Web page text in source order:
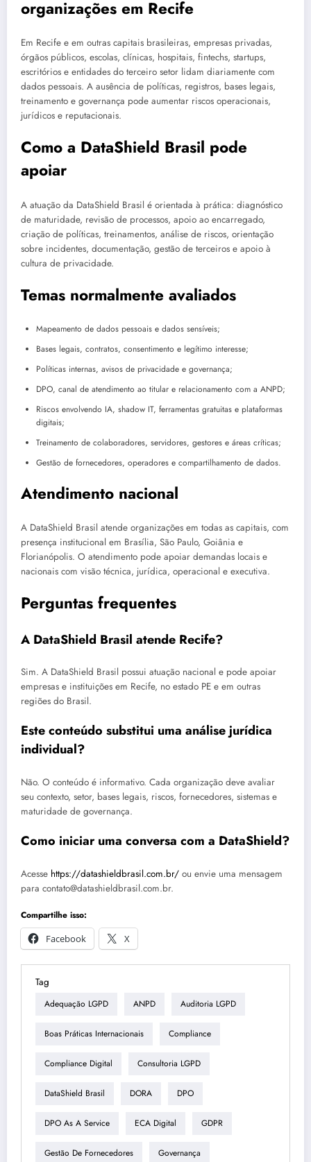
organizações em Recife
Em Recife e em outras capitais brasileiras, empresas privadas,
órgãos públicos, escolas, clínicas, hospitais, fintechs, startups,
escritórios e entidades do terceiro setor lidam diariamente com
dados pessoais. A ausência de políticas, registros, bases legais,
treinamento e governança pode aumentar riscos operacionais,
jurídicos e reputacionais.
Como a DataShield Brasil pode
apoiar
A atuação da DataShield Brasil é orientada à prática: diagnóstico
de maturidade, revisão de processos, apoio ao encarregado,
criação de políticas, treinamentos, análise de riscos, orientação
sobre incidentes, documentação, gestão de terceiros e apoio à
cultura de privacidade.
Temas normalmente avaliados
Mapeamento de dados pessoais e dados sensíveis;
Bases legais, contratos, consentimento e legítimo interesse;
Políticas internas, avisos de privacidade e governança;
DPO, canal de atendimento ao titular e relacionamento com a ANPD;
Riscos envolvendo IA, shadow IT, ferramentas gratuitas e plataformas
digitais;
Treinamento de colaboradores, servidores, gestores e áreas críticas;
Gestão de fornecedores, operadores e compartilhamento de dados.
Atendimento nacional
A DataShield Brasil atende organizações em todas as capitais, com
presença institucional em Brasília, São Paulo, Goiânia e
Florianópolis. O atendimento pode apoiar demandas locais e
nacionais com visão técnica, jurídica, operacional e executiva.
Perguntas frequentes
A DataShield Brasil atende Recife?
Sim. A DataShield Brasil possui atuação nacional e pode apoiar
empresas e instituições em Recife, no estado PE e em outras
regiões do Brasil.
Este conteúdo substitui uma análise jurídica
individual?
Não. O conteúdo é informativo. Cada organização deve avaliar
seu contexto, setor, bases legais, riscos, fornecedores, sistemas e
maturidade de governança.
Como iniciar uma conversa com a DataShield?
Acesse https://datashieldbrasil.com.br/ ou envie uma mensagem
para contato@datashieldbrasil.com.br.
Compartilhe isso:
Facebook
X
Tag
Adequação LGPD ANPD Auditoria LGPD
Boas Práticas Internacionais Compliance
Compliance Digital Consultoria LGPD
DataShield Brasil DORA DPO
DPO As A Service ECA Digital GDPR
Gestão De Fornecedores Governança